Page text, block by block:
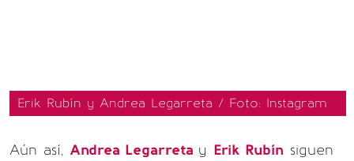
Erik Rubín y Andrea Legarreta / Foto: Instagram
Aún así, Andrea Legarreta y Erik Rubín siguen